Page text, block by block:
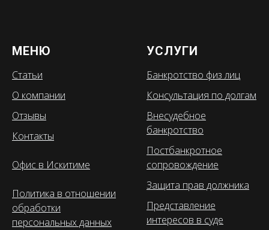
МЕНЮ
Статьи
О компании
Отзывы
Контакты
Офис в Искитиме
Политика в отношении
обработки
персональных данных
УСЛУГИ
Банкротство физ лиц
Консультация по долгам
Внесудебное
банкротство
Постбанкротное
сопровождение
Защита прав должника
Представление
интересов в суде